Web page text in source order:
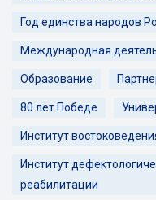
Год единства народов
Международная
Образование
80 лет Победе
Институт
Институт
реабилитации